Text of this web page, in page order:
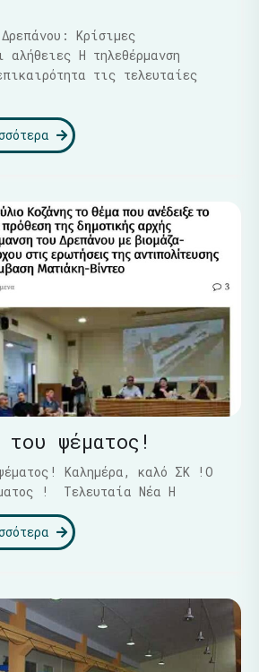
Κρίσιμες
αλήθειες Η τηλεθέρμανση
τις τελευταίες
του ψέματος!
Καλημέρα, καλό ΣΚ !Ο
! Τελευταία Νέα Η